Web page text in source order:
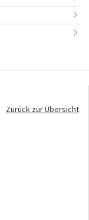
Zurück zur Übersicht